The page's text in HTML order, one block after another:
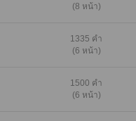
(8 หน้า)
1335 คำ
(6 หน้า)
1500 คำ
(6 หน้า)